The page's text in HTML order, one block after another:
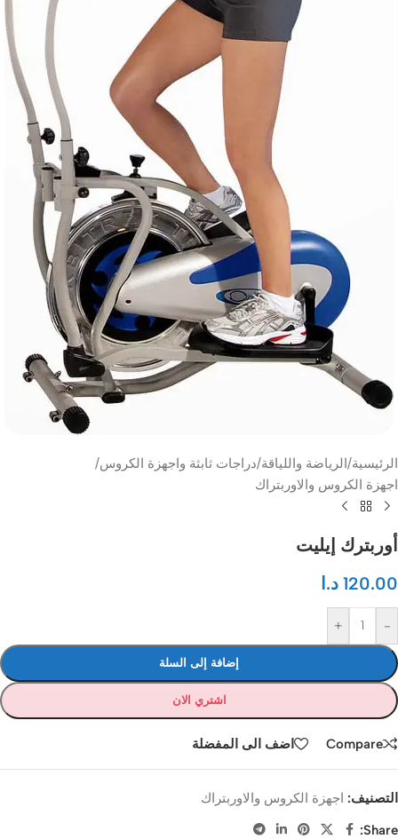
الرئيسية/الرياضة واللياقة/دراجات ثابثة واجهزة الكروس/
اجهزة الكروس والاوربتراك
أوربترك إيليت
120.00 د.ا
-
+
إضافة إلى السلة
اشتري الان
Compare اضف الى المفضلة
التصنيف: اجهزة الكروس والاوربتراك
Share: